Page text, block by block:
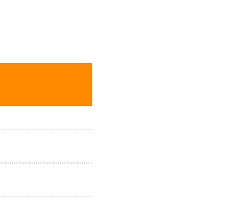
- Najm Ink